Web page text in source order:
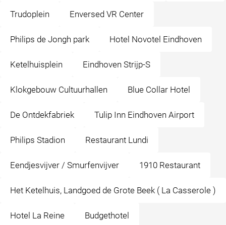
Trudoplein Enversed VR Center
Philips de Jongh park Hotel Novotel Eindhoven
Ketelhuisplein Eindhoven Strijp-S
Klokgebouw Cultuurhallen Blue Collar Hotel
De Ontdekfabriek Tulip Inn Eindhoven Airport
Philips Stadion Restaurant Lundi
Eendjesvijver / Smurfenvijver 1910 Restaurant
Het Ketelhuis, Landgoed de Grote Beek ( La Casserole )
Hotel La Reine Budgethotel